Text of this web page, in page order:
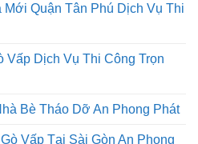
Quận Tân Phú Dịch Vụ Thi
Vấp Dịch Vụ Thi Công Trọn
Bè Tháo Dỡ An Phong Phát